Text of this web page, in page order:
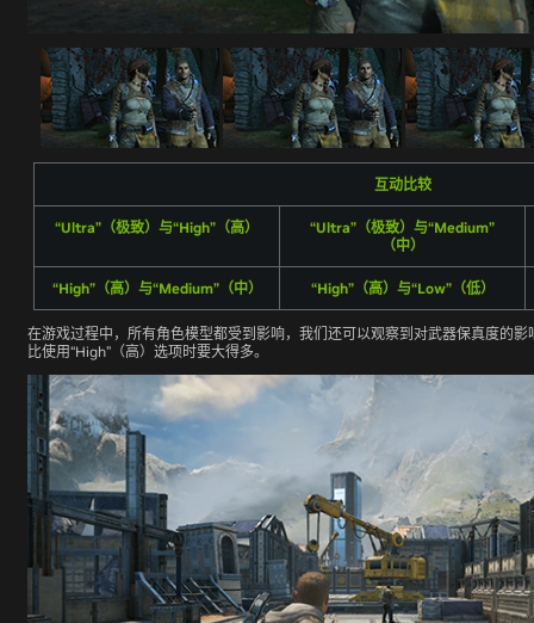
互动比较
“Ultra”（极致）与“High”（高）
“Ultra”（极致）与“Medium”
（中）
“High”（高）与“Medium”（中） “High”（高）与“Low”（低）
在游戏过程中，所有角色模型都受到影响，我们还可以观察到对武器保真度的
比使用“High”（高）选项时要大得多。